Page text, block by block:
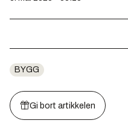
BYGG
Gi bort artikkelen